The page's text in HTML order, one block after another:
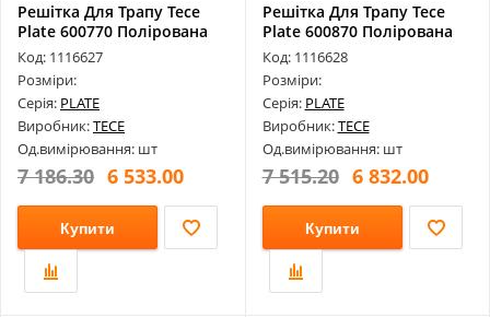
Решітка Для Трапу Tece
Plate 600770 Полірована
Для К...
Код: 1116627
Розміри:
Серія: PLATE
Виробник:TECE
Од.вимірювання: шт
7 186.30 6 533.00
Купити
Решітка Для Трапу Tece
Plate 600870 Полірована
Для К...
Код: 1116628
Розміри:
Серія: PLATE
Виробник:TECE
Од.вимірювання: шт
7 515.20 6 832.00
Купити